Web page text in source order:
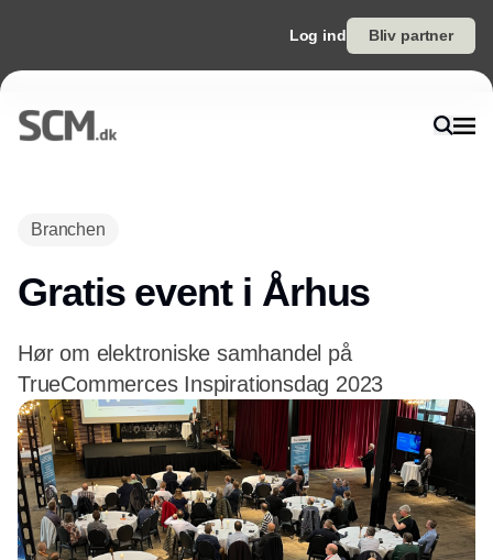
Log ind Bliv partner
Branchen
Gratis event i Århus
Hør om elektroniske samhandel på
TrueCommerces Inspirationsdag 2023